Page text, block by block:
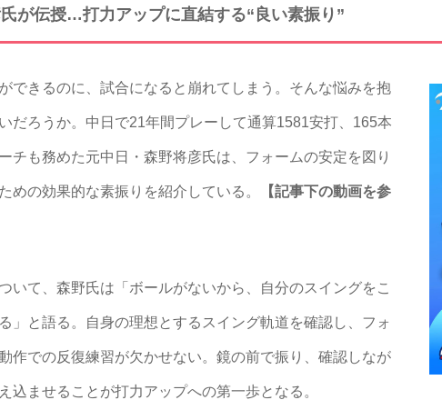
が伝授…打力アップに直結する“良い素振り”
できるのに、試合になると崩れてしまう。そんな悩みを抱
だろうか。中日で21年間プレーして通算1581安打、165本
チも務めた元中日・森野将彦氏は、フォームの安定を図り
めの効果的な素振りを紹介している。 【記事下の動画を参
いて、森野氏は「ボールがないから、自分のスイングをこ
」と語る。自身の理想とするスイング軌道を確認し、フォ
作での反復練習が欠かせない。鏡の前で振り、確認しなが
込ませることが打力アップへの第一歩となる。